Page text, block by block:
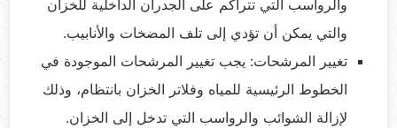
والرواسب التي تتراكم على الجدران الداخلية للخزان
والتي يمكن أن تؤدي إلى تلف المضخات والأنابيب.
تغيير المرشحات: يجب تغيير المرشحات الموجودة في
الخطوط الرئيسية للمياه وفلاتر الخزان بانتظام، وذلك
لإزالة الشوائب والرواسب التي تدخل إلى الخزان.